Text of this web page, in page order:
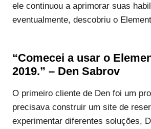
ele continuou a aprimorar suas
eventualmente, descobriu o
“Comecei a usar o
2019.” – Den Sabrov
O primeiro cliente de Den foi um
precisava construir um site de
experimentar diferentes soluções,